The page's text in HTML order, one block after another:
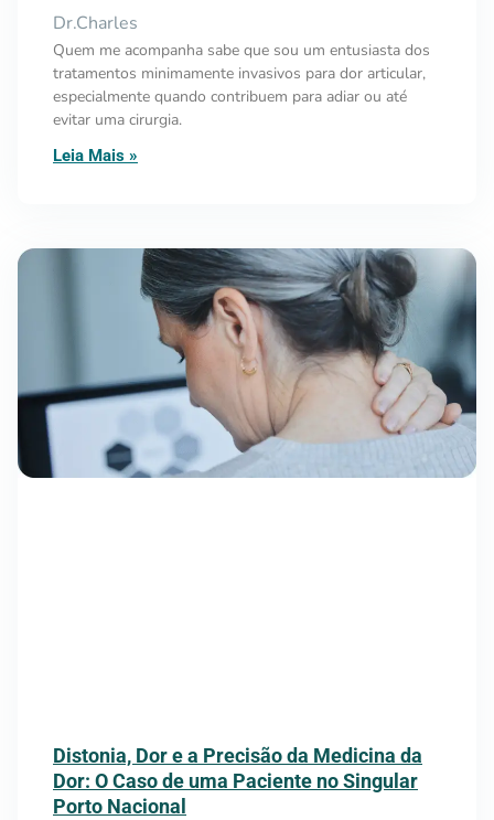
Dr.Charles
Quem me acompanha sabe que sou um entusiasta dos
tratamentos minimamente invasivos para dor articular,
especialmente quando contribuem para adiar ou até
evitar uma cirurgia.
Leia Mais »
Distonia, Dor e a Precisão da Medicina da
Dor: O Caso de uma Paciente no Singular
Porto Nacional